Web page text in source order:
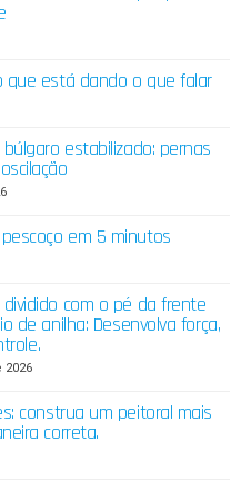
que está dando o que falar
estabilizado: pernas
em 5 minutos
com o pé da frente
de anilha: Desenvolva força,
2026
construa um peitoral mais
correta.